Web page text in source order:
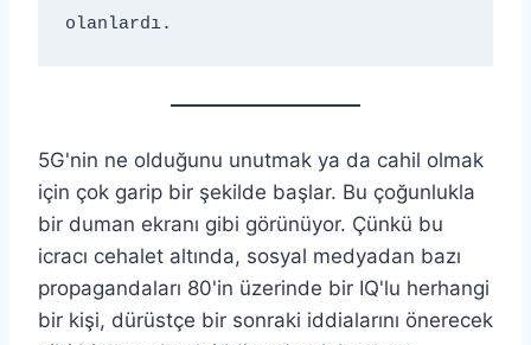
olanlardı.
5G'nin ne olduğunu unutmak ya da cahil olmak
için çok garip bir şekilde başlar. Bu çoğunlukla
bir duman ekranı gibi görünüyor. Çünkü bu
icracı cehalet altında, sosyal medyadan bazı
propagandaları 80'in üzerinde bir IQ'lu herhangi
bir kişi, dürüstçe bir sonraki iddialarını önerecek